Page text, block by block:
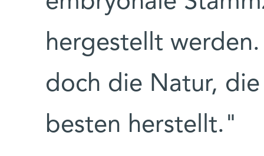
hergestellt
doch die Natur,
besten herstellt."